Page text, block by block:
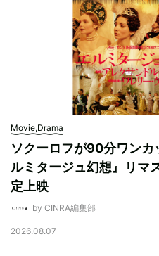
Movie,Drama
ソクーロフが90分ワンカ
ルミタージュ幻想』リマ
定上映
by CINRA編集部
2026.08.07